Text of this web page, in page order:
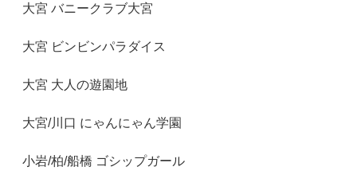
大宮 バニークラブ大宮
大宮 ビンビンパラダイス
大宮 大人の遊園地
大宮/川口 にゃんにゃん学園
小岩/柏/船橋 ゴシップガール